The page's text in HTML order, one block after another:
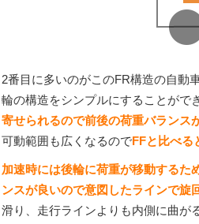
2番目に多いのがこのFR構造の自動
輪の構造をシンプルにすることがで
寄せられるので前後の荷重バランス
可動範囲も広くなるのでFFと比べる
加速時には後輪に荷重が移動するた
ンスが良いので意図したラインで旋
滑り、走行ラインよりも内側に曲が